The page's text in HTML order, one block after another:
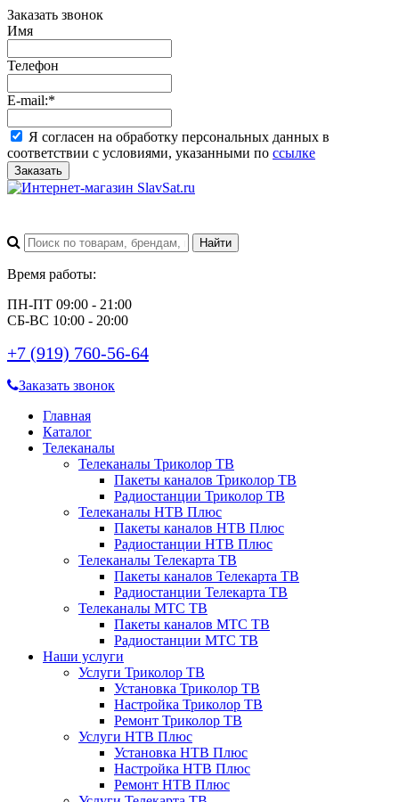
Заказать звонок
Имя
Телефон
E-mail:*
Я согласен на обработку персональных данных в
соответствии с условиями, указанными по ссылке
Заказать
Время работы:
ПН-ПТ 09:00 - 21:00
СБ-ВС 10:00 - 20:00
+7 (919) 760-56-64
Заказать звонок
Главная
Каталог
Телеканалы
Телеканалы Триколор ТВ
Пакеты каналов Триколор ТВ
Радиостанции Триколор ТВ
Телеканалы НТВ Плюс
Пакеты каналов НТВ Плюс
Радиостанции НТВ Плюс
Телеканалы Телекарта ТВ
Пакеты каналов Телекарта ТВ
Радиостанции Телекарта ТВ
Телеканалы МТС ТВ
Пакеты каналов МТС ТВ
Радиостанции МТС ТВ
Наши услуги
Услуги Триколор ТВ
Установка Триколор ТВ
Настройка Триколор ТВ
Ремонт Триколор ТВ
Услуги НТВ Плюс
Установка НТВ Плюс
Настройка НТВ Плюс
Ремонт НТВ Плюс